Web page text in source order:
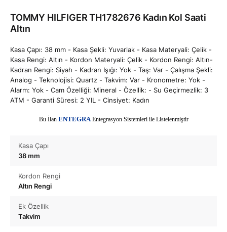
TOMMY HILFIGER TH1782676 Kadın Kol Saati
Altın
Kasa Çapı: 38 mm - Kasa Şekli: Yuvarlak - Kasa Materyali: Çelik -
Kasa Rengi: Altın - Kordon Materyali: Çelik - Kordon Rengi: Altın-
Kadran Rengi: Siyah - Kadran Işığı: Yok - Taş: Var - Çalışma Şekli:
Analog - Teknolojisi: Quartz - Takvim: Var - Kronometre: Yok -
Alarm: Yok - Cam Özelliği: Mineral - Özellik: - Su Geçirmezlik: 3
ATM - Garanti Süresi: 2 YIL - Cinsiyet: Kadın
Bu İlan ENTEGRAEntegrasyon Sistemleri ile Listelenmiştir
Kasa Çapı
38 mm
Kordon Rengi
Altın Rengi
Ek Özellik
Takvim